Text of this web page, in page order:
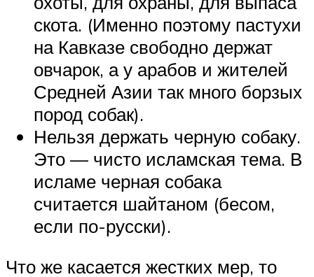
скота. (Именно поэтому пастухи
на Кавказе свободно держат
овчарок, а у арабов и жителей
Средней Азии так много борзых
пород собак).
Нельзя держать черную собаку.
Это — чисто исламская тема. В
исламе черная собака
считается шайтаном (бесом,
если по-русски).
Что же касается жестких мер, то